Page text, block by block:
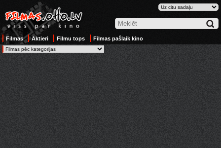
Filmas Aktieri Filmu tops Filmas pašlaik kino